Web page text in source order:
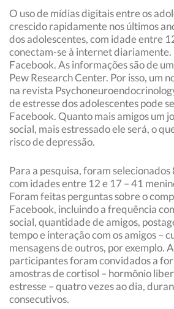
O uso de mídias digitais entre os
crescido rapidamente nos últimos
dos adolescentes, com idade entre
conectam-se à internet diariamente.
Facebook. As informações são de
Pew Research Center. Por isso, um
na revista
de estresse dos adolescentes pode
Facebook. Quanto mais amigos um
social, mais estressado ele será, o
risco de depressão.
Para a pesquisa, foram
com idades entre 12 e 17 – 41
Foram feitas perguntas sobre o
Facebook, incluindo a frequência
social, quantidade de amigos,
tempo e interação com os amigos –
mensagens de outros, por exemplo.
participantes foram convidados a
amostras de cortisol – hormônio
estresse – quatro vezes ao dia,
consecutivos.